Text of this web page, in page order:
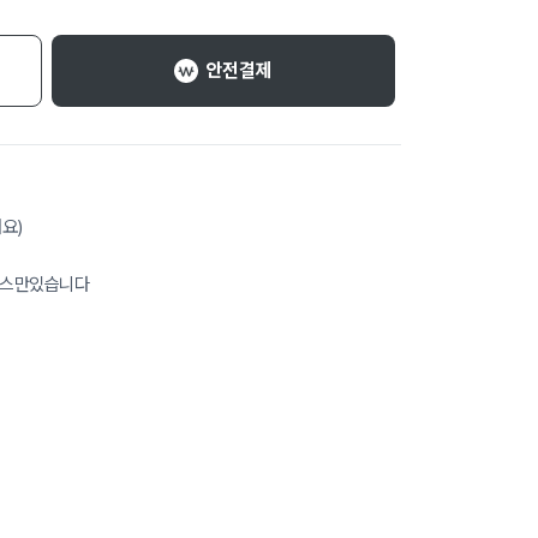
안전결제
)
만있습니다